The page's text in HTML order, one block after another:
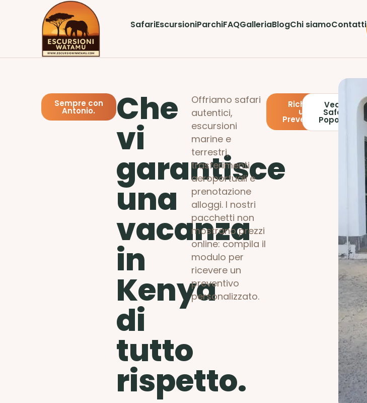
SafariEscursioniParchiFAQGalleriaBlogChi siamoContatti
Sempre con
Antonio. Che
vi
garantisce
una
vacanza
in
Kenya
di
tutto
rispetto.
Offriamo safari
autentici,
escursioni
marine e
terrestri,
trasferimenti
aeroportuali e
prenotazione
alloggi. I nostri
pacchetti non
mostrano prezzi
online: compila il
modulo per
ricevere un
preventivo
personalizzato.
Richiedi
un
Preventivo
Vedi i
Safari
Popolari